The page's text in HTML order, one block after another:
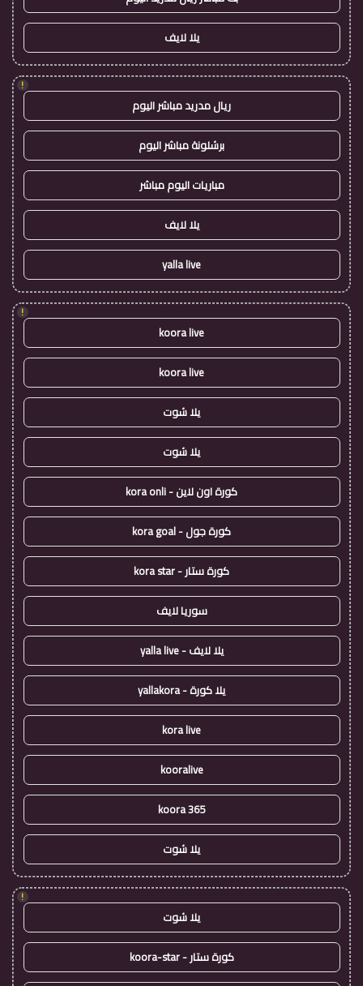
يلا لايف
!
ريال مدريد مباشر اليوم
برشلونة مباشر اليوم
مباريات اليوم مباشر
يلا لايف
yalla live
!
koora live
koora live
يلا شوت
يلا شوت
كورة اون لاين - kora onli
كورة جول - kora goal
كورة ستار - kora star
سوريا لايف
يلا لايف - yalla live
يلا كورة - yallakora
kora live
kooralive
koora 365
يلا شوت
!
يلا شوت
كورة ستار - koora-star